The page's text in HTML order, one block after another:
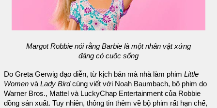
Margot Robbie nói rằng Barbie là một nhân vật xứng
đáng có cuộc sống
Do Greta Gerwig đạo diễn, từ kịch bản mà nhà làm phim Little
Women và Lady Birdcùng viết với Noah Baumbach, bộ phim do
Warner Bros., Mattel và LuckyChap Entertainment của Robbie
đồng sản xuất. Tuy nhiên, thông tin thêm về bộ phim rất hạn chế,